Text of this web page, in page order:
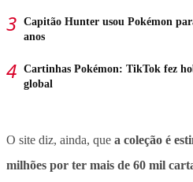
Capitão Hunter usou Pokémon
anos
Cartinhas Pokémon: TikTok fez
global
O site diz, ainda, que a coleção é
milhões por ter mais de 60 mil